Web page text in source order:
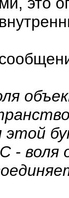
- воля